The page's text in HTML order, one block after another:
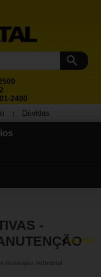
2400
| Dúvidas
-
VOLTAR
instalação industrial